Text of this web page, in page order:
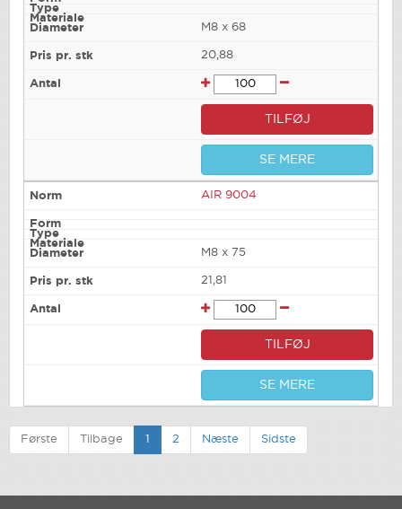
M8 x 68
20,88
TILFØJ
SE MERE
AIR 9004
M8 x 75
21,81
TILFØJ
SE MERE
Første Tilbage 1 2 Næste Sidste